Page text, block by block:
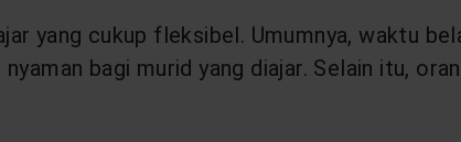
yang cukup fleksibel. Umumnya, waktu
bagi murid yang diajar. Selain itu,